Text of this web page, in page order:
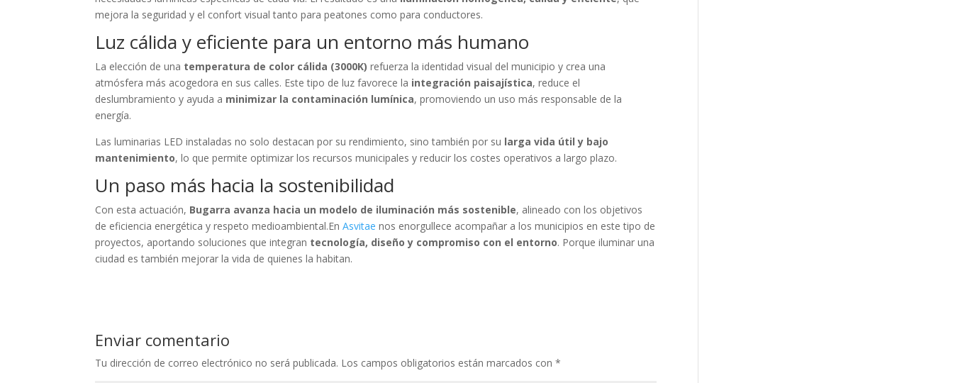
mejora la seguridad y el confort visual tanto para peatones como para conductores.
Luz cálida y eficiente para un entorno más humano
La elección de una temperatura de color cálida (3000K) refuerza la identidad visual del municipio y crea una
atmósfera más acogedora en sus calles. Este tipo de luz favorece la integración paisajística, reduce el
deslumbramiento y ayuda a minimizar la contaminación lumínica, promoviendo un uso más responsable de la
energía.
Las luminarias LED instaladas no solo destacan por su rendimiento, sino también por su larga vida útil y bajo
mantenimiento, lo que permite optimizar los recursos municipales y reducir los costes operativos a largo plazo.
Un paso más hacia la sostenibilidad
Con esta actuación, Bugarra avanza hacia un modelo de iluminación más sostenible, alineado con los objetivos
de eficiencia energética y respeto medioambiental.EnAsvitae nos enorgullece acompañar a los municipios en este tipo de
proyectos, aportando soluciones que integran tecnología, diseño y compromiso con el entorno. Porque iluminar una
ciudad es también mejorar la vida de quienes la habitan.
Enviar comentario
Tu dirección de correo electrónico no será publicada. Los campos obligatorios están marcados con*